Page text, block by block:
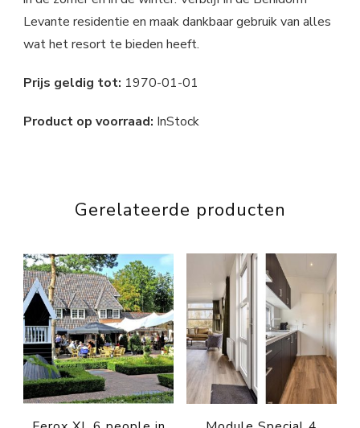
Levante residentie en maak dankbaar gebruik van alles
wat het resort te bieden heeft.
Prijs geldig tot: 1970-01-01
Product op voorraad: InStock
Gerelateerde producten